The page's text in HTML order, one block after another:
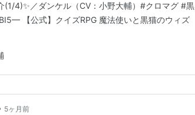
4)✨／ダンケル（CV：小野大輔）#クロマグ #黒
【公式】クイズRPG 魔法使いと黒猫のウィズ
5ヶ月前